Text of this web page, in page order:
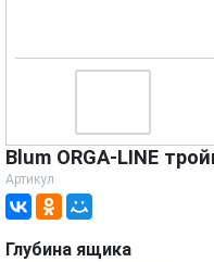
Blum ORGA-LINE
Артикул
Глубина ящика